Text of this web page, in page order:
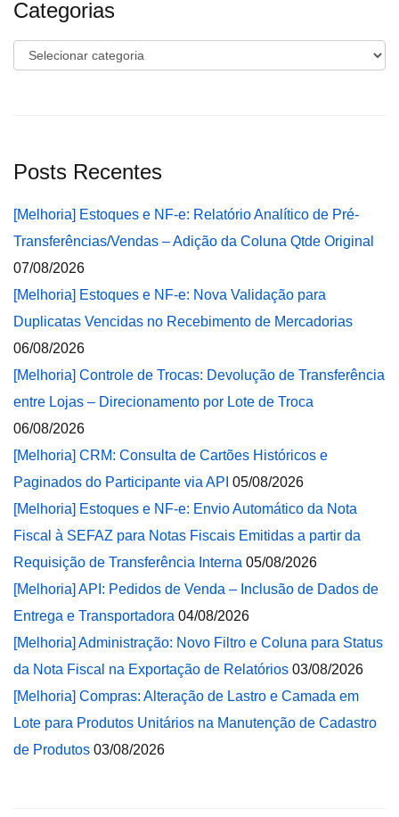
Categorias
Categorias
Posts Recentes
[Melhoria] Estoques e NF-e: Relatório Analítico de Pré-
Transferências/Vendas – Adição da Coluna Qtde Original
07/08/2026
[Melhoria] Estoques e NF-e: Nova Validação para
Duplicatas Vencidas no Recebimento de Mercadorias
06/08/2026
[Melhoria] Controle de Trocas: Devolução de Transferência
entre Lojas – Direcionamento por Lote de Troca
06/08/2026
[Melhoria] CRM: Consulta de Cartões Históricos e
Paginados do Participante via API 05/08/2026
[Melhoria] Estoques e NF-e: Envio Automático da Nota
Fiscal à SEFAZ para Notas Fiscais Emitidas a partir da
Requisição de Transferência Interna 05/08/2026
[Melhoria] API: Pedidos de Venda – Inclusão de Dados de
Entrega e Transportadora 04/08/2026
[Melhoria] Administração: Novo Filtro e Coluna para Status
da Nota Fiscal na Exportação de Relatórios 03/08/2026
[Melhoria] Compras: Alteração de Lastro e Camada em
Lote para Produtos Unitários na Manutenção de Cadastro
de Produtos 03/08/2026